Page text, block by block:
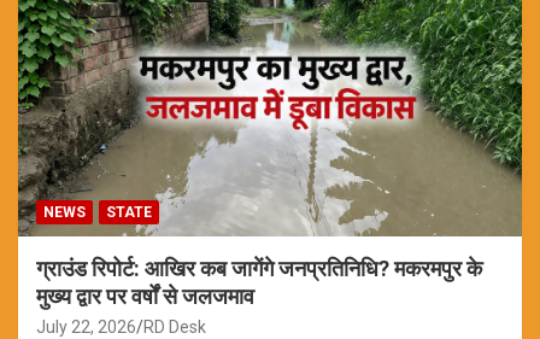
NEWS STATE
ग्राउंड रिपोर्ट: आखिर कब जागेंगे जनप्रतिनिधि? मकरमपुर के
मुख्य द्वार पर वर्षों से जलजमाव
July 22, 2026 RD Desk